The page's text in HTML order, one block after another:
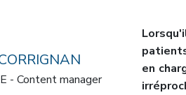
- Content manager
en